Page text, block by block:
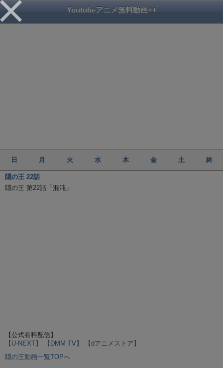
Youtubeアニメ無料動画++
日 月 火 水 木 金 土 終
隠の王 22話
隠の王 第22話「混沌」
【公式有料配信】
【U-NEXT】
【DMM TV】
【dアニメストア】
隠の王動画一覧TOPへ